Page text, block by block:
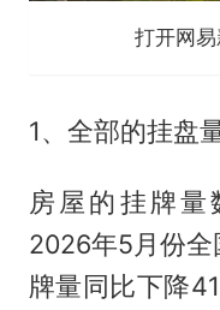
打开网
1、全部的挂盘
房屋的挂牌量
2026年5月份
牌量同比下降